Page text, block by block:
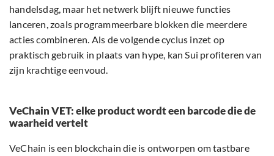
handelsdag, maar het netwerk blijft nieuwe functies
lanceren, zoals programmeerbare blokken die meerdere
acties combineren. Als de volgende cyclus inzet op
praktisch gebruik in plaats van hype, kan Sui profiteren van
zijn krachtige eenvoud.
VeChain VET: elke product wordt een barcode die de
waarheid vertelt
VeChain is een blockchain die is ontworpen om tastbare